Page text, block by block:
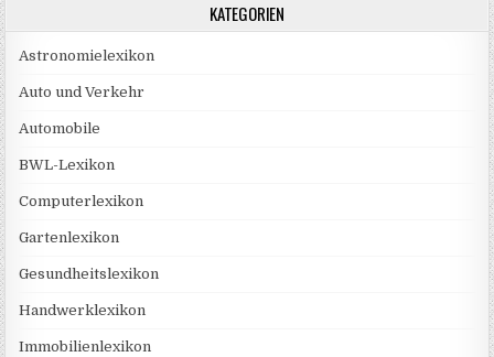
KATEGORIEN
Astronomielexikon
Auto und Verkehr
Automobile
BWL-Lexikon
Computerlexikon
Gartenlexikon
Gesundheitslexikon
Handwerklexikon
Immobilienlexikon